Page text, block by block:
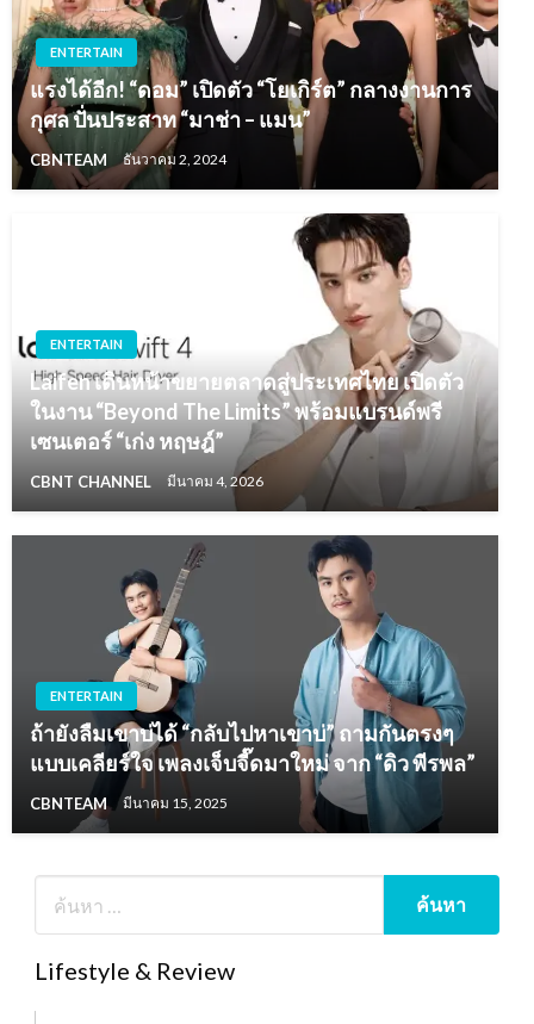
ENTERTAIN
แรงได้อีก! “ดอม” เปิดตัว “โยเกิร์ต” กลางงานการ
กุศล ปั่นประสาท “มาช่า – แมน”
CBNTEAM ธันวาคม 2, 2024
ENTERTAIN
Laifen เดินหน้าขยายตลาดสู่ประเทศไทย เปิดตัว
ในงาน “Beyond The Limits” พร้อมแบรนด์พรี
เซนเตอร์ “เก่ง หฤษฎ์”
CBNT CHANNEL มีนาคม 4, 2026
ENTERTAIN
ถ้ายังลืมเขาบ่ได้ “กลับไปหาเขาบ่” ถามกันตรงๆ
แบบเคลียร์ใจ เพลงเจ็บจี๊ดมาใหม่ จาก “ดิว พีรพล”
CBNTEAM มีนาคม 15, 2025
Lifestyle & Review